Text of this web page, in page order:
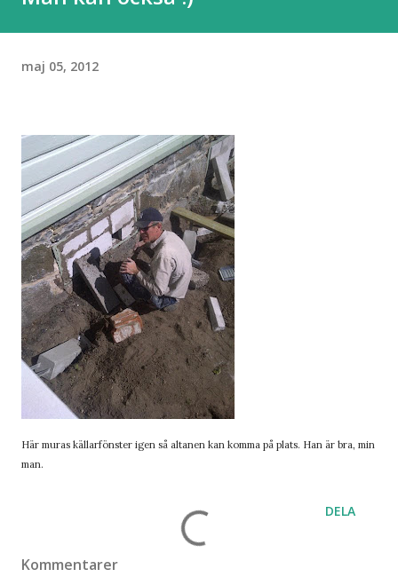
maj 05, 2012
Här muras källarfönster igen så altanen kan komma på plats. Han är bra, min
man.
DELA
Kommentarer